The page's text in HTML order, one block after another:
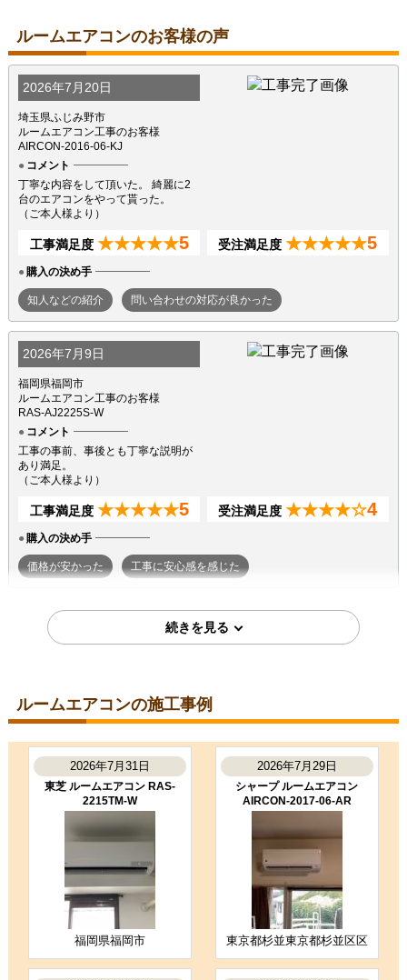
ルームエアコンのお客様の声
2026年7月20日
埼玉県ふじみ野市
ルームエアコン工事のお客様
AIRCON-2016-06-KJ
コメント
丁寧な内容をして頂いた。 綺麗に2
台のエアコンをやって貰った。
（ご本人様より）
工事満足度 ★★★★★5 受注満足度 ★★★★★5
購入の決め手
知人などの紹介 問い合わせの対応が良かった
2026年7月9日
福岡県福岡市
ルームエアコン工事のお客様
RAS-AJ2225S-W
コメント
工事の事前、事後とも丁寧な説明が
あり満足。
（ご本人様より）
工事満足度 ★★★★★5 受注満足度 ★★★★☆4
購入の決め手
価格が安かった 工事に安心感を感じた
2026年7月7日
コメント
段取りも良く、エアコン取付後のチ
ても良かったです。ありがとうござ
いました。
（ご本人様より）
工事満足度 ★★★★★ 受注満足度 ★★★☆☆
商品選定がしやすかった
工事に安心感を感じた
ルームエアコンの施工事例
2026年7月31日
東芝 ルームエアコン RAS-
2215TM-W
福岡県福岡市
2026年7月29日
シャープ ルームエアコン
AIRCON-2017-06-AR
東京都杉並東京都杉並区区